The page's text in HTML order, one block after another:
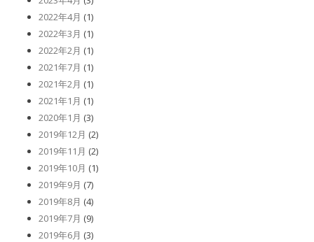
2022年4月 (1)
2022年3月 (1)
2022年2月 (1)
2021年7月 (1)
2021年2月 (1)
2021年1月 (1)
2020年1月 (3)
2019年12月 (2)
2019年11月 (2)
2019年10月 (1)
2019年9月 (7)
2019年8月 (4)
2019年7月 (9)
2019年6月 (3)